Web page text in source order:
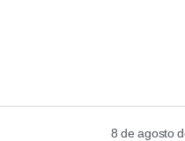
8 de agosto